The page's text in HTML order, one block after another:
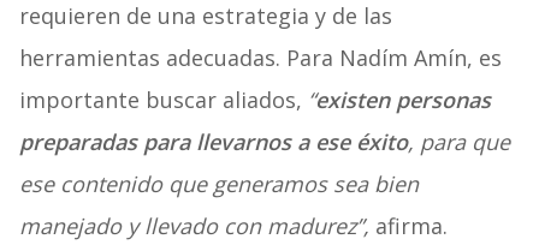
requieren de una estrategia y de las
herramientas adecuadas. Para Nadím Amín, es
importante buscar aliados, “existen personas
preparadas para llevarnos a ese éxito, para que
ese contenido que generamos sea bien
manejado y llevado con madurez”, afirma.